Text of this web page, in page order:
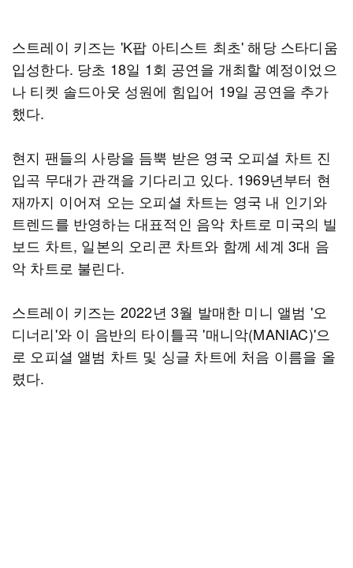
스트레이 키즈는 'K팝 아티스트 최초' 해당 스타디움
입성한다. 당초 18일 1회 공연을 개최할 예정이었으
나 티켓 솔드아웃 성원에 힘입어 19일 공연을 추가
했다.
현지 팬들의 사랑을 듬뿍 받은 영국 오피셜 차트 진
입곡 무대가 관객을 기다리고 있다. 1969년부터 현
재까지 이어져 오는 오피셜 차트는 영국 내 인기와
트렌드를 반영하는 대표적인 음악 차트로 미국의 빌
보드 차트, 일본의 오리콘 차트와 함께 세계 3대 음
악 차트로 불린다.
스트레이 키즈는 2022년 3월 발매한 미니 앨범 '오
디너리'와 이 음반의 타이틀곡 '매니악(MANIAC)'으
로 오피셜 앨범 차트 및 싱글 차트에 처음 이름을 올
렸다.